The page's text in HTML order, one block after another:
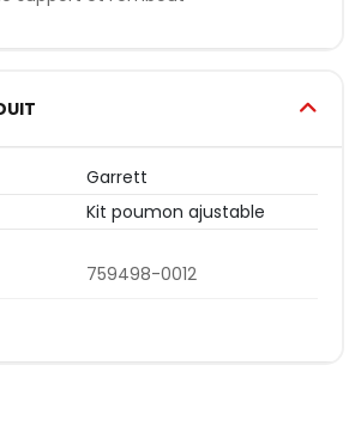
Garrett
Kit poumon ajustable
759498-0012